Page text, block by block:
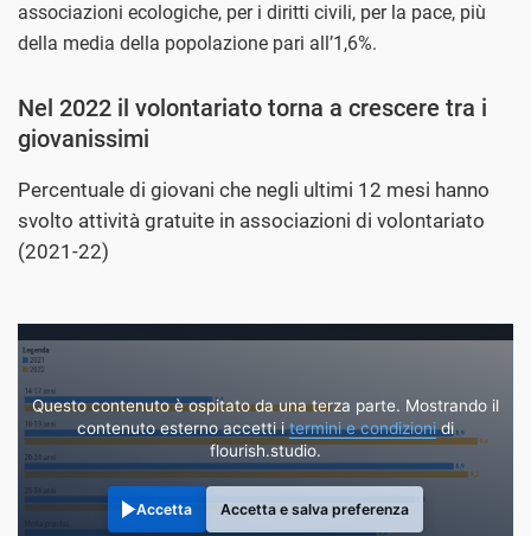
associazioni ecologiche, per i diritti civili, per la pace, più
della media della popolazione pari all’1,6%.
Nel 2022 il volontariato torna a crescere tra i
giovanissimi
Percentuale di giovani che negli ultimi 12 mesi hanno
svolto attività gratuite in associazioni di volontariato
(2021-22)
Questo contenuto è ospitato da una terza parte. Mostrando il
contenuto esterno accetti itermini e condizionidi
flourish.studio.
Accetta Accetta e salva preferenza